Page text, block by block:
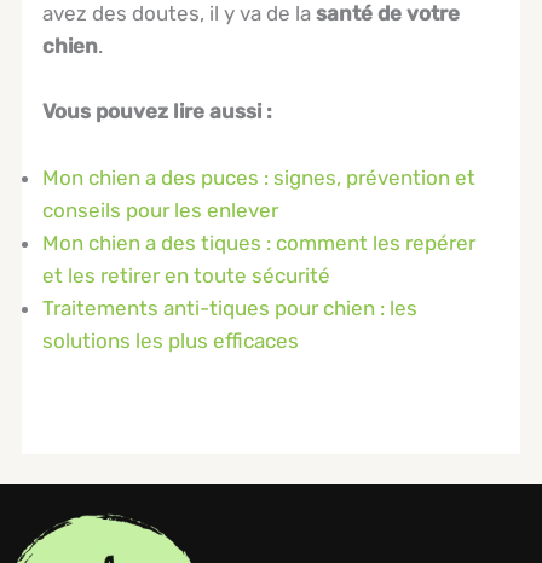
avez des doutes, il y va de lasanté de votre
chien.
Vous pouvez lire aussi :
Mon chien a des puces : signes, prévention et
conseils pour les enlever
Mon chien a des tiques : comment les repérer
et les retirer en toute sécurité
Traitements anti-tiques pour chien : les
solutions les plus efficaces